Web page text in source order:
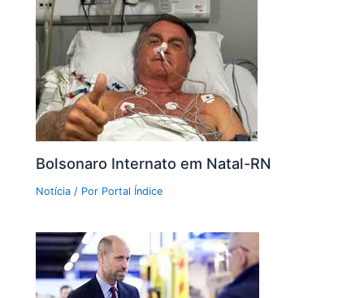
Bolsonaro Internato em Natal-RN
Notícia / Por Portal Índice